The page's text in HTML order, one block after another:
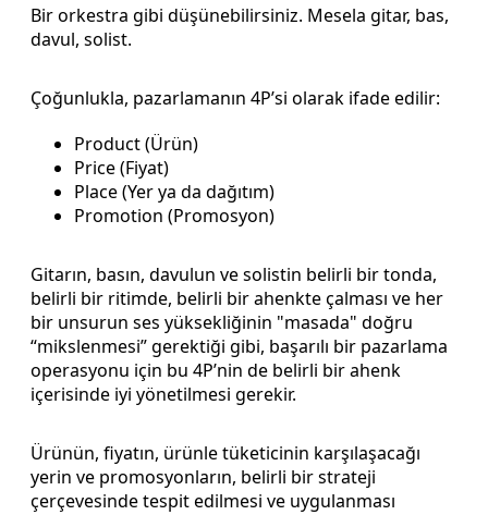
Bir orkestra gibi düşünebilirsiniz. Mesela gitar, bas,
davul, solist.
Çoğunlukla, pazarlamanın 4P’si olarak ifade edilir:
Product (Ürün)
Price (Fiyat)
Place (Yer ya da dağıtım)
Promotion (Promosyon)
Gitarın, basın, davulun ve solistin belirli bir tonda,
belirli bir ritimde, belirli bir ahenkte çalması ve her
bir unsurun ses yüksekliğinin "masada" doğru
“mikslenmesi” gerektiği gibi, başarılı bir pazarlama
operasyonu için bu 4P’nin de belirli bir ahenk
içerisinde iyi yönetilmesi gerekir.
Ürünün, fiyatın, ürünle tüketicinin karşılaşacağı
yerin ve promosyonların, belirli bir strateji
çerçevesinde tespit edilmesi ve uygulanması